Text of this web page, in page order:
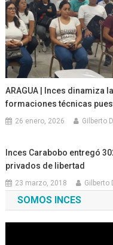
ARAGUA | Inces dinamiza
formaciones técnicas
26 enero, 2026 Gilberto
Inces Carabobo entregó
privados de libertad
23 marzo, 2018 Gilberto
SOMOS INCES